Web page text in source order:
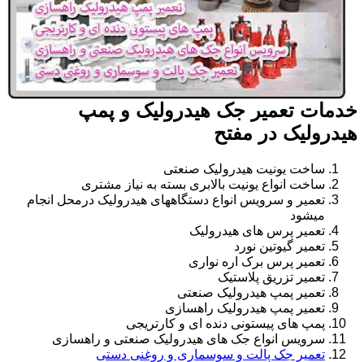
خدمات تعمیر جک هیدرولیک و پمپ
هیدرولیک در مفتح
ساخت یونیت هیدرولیک صنعتی
ساخت انواع یونیت بالابری بسته به نیاز مشتری
تعمیر و سرویس انواع دستگاههای هیدرولیک درمحل انجام
میشود
تعمیر پرس های هیدرولیک
تعمیر گیوتین نورد
تعمیر پرس برک اره نواری
تعمیر تزریق پلاستیک
تعمیر پمپ هیدرولیک صنعتی
تعمیر پمپ هیدرولیک راهسازی
پمپ های پیستونی دنده ای و کارتریجی
سرویس انواع جک های هیدرولیک صنعتی و راهسازی
تعمیر جک پالت و سوسماری و روغنی دستی